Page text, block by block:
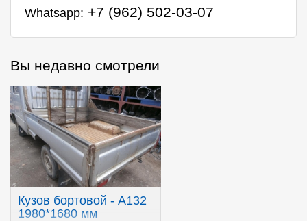
Whatsapp: +7 (962) 502-03-07
Вы недавно смотрели
Кузов бортовой - A132
1980*1680 мм